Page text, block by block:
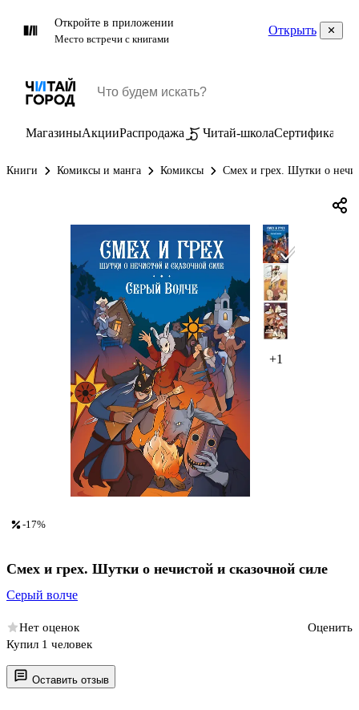
Откройте в приложении
Место встречи с книгами
Открыть
МагазиныАкцииРаспродажа Читай-школаСертификаты
Книги Комиксы и манга Комиксы Смех и грех. Шутки о
+1
Оставить отзыв
-17%
Смех и грех. Шутки о нечистой и сказочной силе
Серый волче
Нет оценок
Оценить
Купил 1 человек